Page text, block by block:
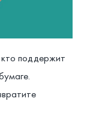
поддержит